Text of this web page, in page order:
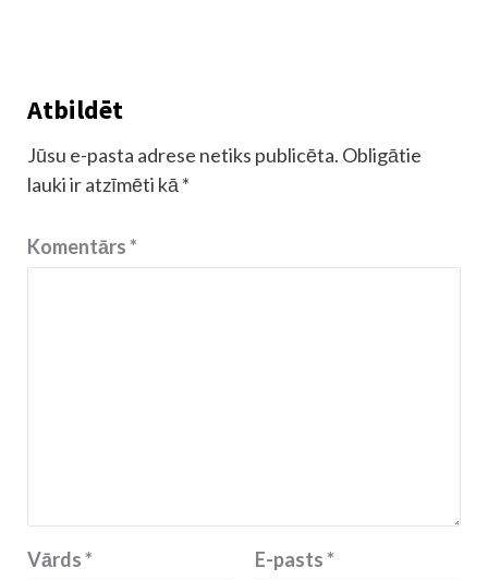
Atbildēt
Jūsu e-pasta adrese netiks publicēta. Obligātie
lauki ir atzīmēti kā *
Komentārs*
Vārds* E-pasts*